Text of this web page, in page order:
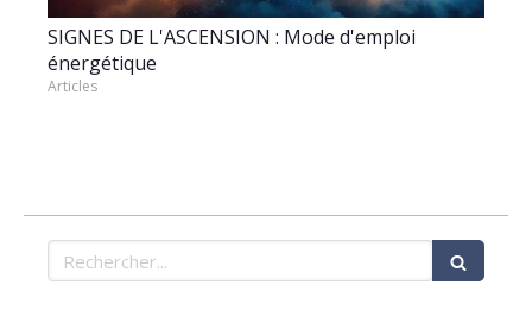
SIGNES DE L'ASCENSION : Mode d'emploi
énergétique
Articles
Rechercher